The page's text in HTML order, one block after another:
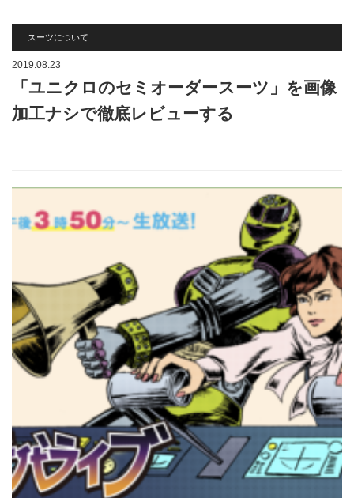
スーツについて
2019.08.23
「ユニクロのセミオーダースーツ」を画像
加工ナシで徹底レビューする